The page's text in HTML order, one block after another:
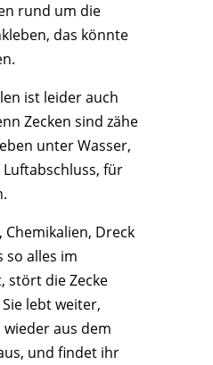
rund um die
das könnte
ist leider auch
Zecken sind zähe
unter Wasser,
für
Dreck
so alles im
stört die Zecke
lebt weiter,
aus dem
und findet ihr